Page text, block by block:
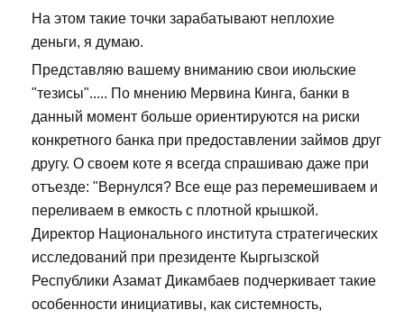
На этом такие точки зарабатывают неплохие
деньги, я думаю.
Представляю вашему вниманию свои июльские
"тезисы"..... По мнению Мервина Кинга, банки в
данный момент больше ориентируются на риски
конкретного банка при предоставлении займов друг
другу. О своем коте я всегда спрашиваю даже при
отъезде: "Вернулся? Все еще раз перемешиваем и
переливаем в емкость с плотной крышкой.
Директор Национального института стратегических
исследований при президенте Кыргызской
Республики Азамат Дикамбаев подчеркивает такие
особенности инициативы, как системность,